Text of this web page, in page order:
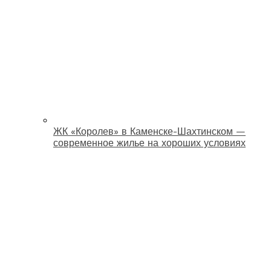
ЖК «Королев» в Каменске-Шахтинском —
современное жилье на хороших условиях